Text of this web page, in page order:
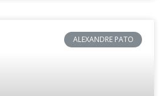
ALEXANDRE PATO